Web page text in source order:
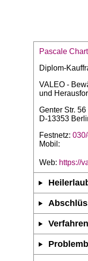
Pascale
Diplom-
VALEO -
und
Genter Str. 56
D-13353
Festnetz:
Mobil:
Web: https://